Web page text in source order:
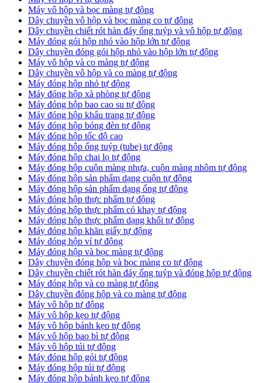
Máy vô hộp và bọc màng tự động
Dây chuyền vô hộp và bọc màng co tự động
Dây chuyền chiết rót hàn đáy ống tuýp và vô hộp tự động
Máy đóng gói hộp nhỏ vào hộp lớn tự động
Dây chuyền đóng gói hộp nhỏ vào hộp lớn tự động
Máy vô hộp và co màng tự động
Dây chuyền vô hộp và co màng tự động
Máy đóng hộp nhỏ tự động
Máy đóng hộp xà phòng tự động
Máy đóng hộp bao cao su tự động
Máy đóng hộp khẩu trang tự động
Máy đóng hộp bóng đèn tự động
Máy đóng hộp tốc độ cao
Máy đóng hộp ống tuýp (tube) tự động
Máy đóng hộp chai lọ tự động
Máy đóng hộp cuộn màng nhựa, cuộn màng nhôm tự động
Máy đóng hộp sản phẩm dạng cuộn tự động
Máy đóng hộp sản phẩm dạng ống tự động
Máy đóng hộp thực phẩm tự động
Máy đóng hộp thực phẩm có khay tự động
Máy đóng hộp thực phẩm dạng khối tự động
Máy đóng hộp khăn giấy tự động
Máy đóng hộp vỉ tự động
Máy đóng hộp và bọc màng tự động
Dây chuyền đóng hộp và bọc màng co tự động
Dây chuyền chiết rót hàn đáy ống tuýp và đóng hộp tự động
Máy đóng hộp và co màng tự động
Dây chuyền đóng hộp và co màng tự động
Máy vô hộp tự động
Máy vô hộp kẹo tự động
Máy vô hộp bánh kẹo tự động
Máy vô hộp bao bì tự động
Máy vô hộp túi tự động
Máy đóng hộp gói tự động
Máy đóng hộp túi tự động
Máy đóng hộp bánh kẹo tự động